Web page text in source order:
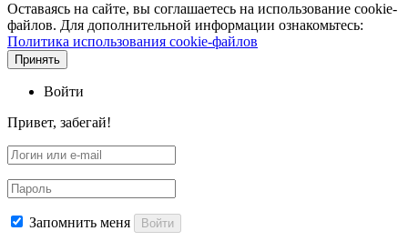
Оставаясь на сайте, вы соглашаетесь на использование cookie-
файлов. Для дополнительной информации ознакомьтесь:
Политика использования cookie-файлов
Принять
Войти
Привет, забегай!
Запомнить меня Войти